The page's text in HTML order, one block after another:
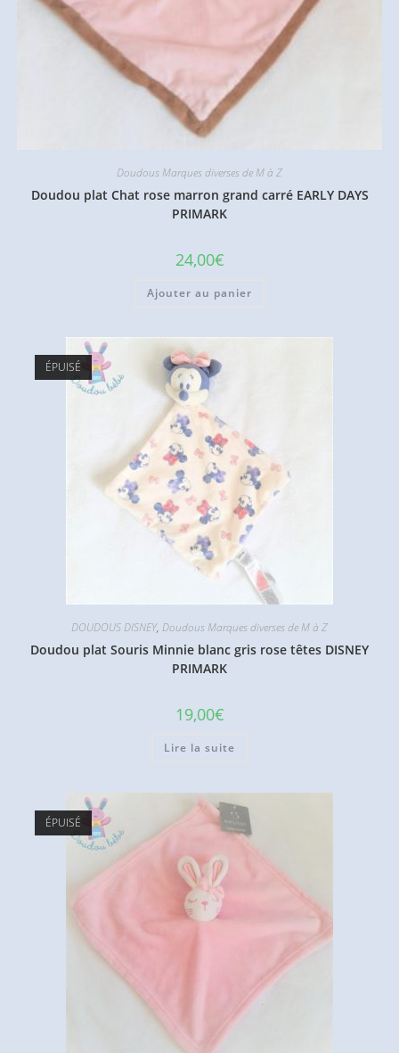
Doudous Marques diverses de M à Z
Doudou plat Chat rose marron grand carré EARLY DAYS
PRIMARK
24,00€
Ajouter au panier
ÉPUISÉ
DOUDOUS DISNEY, Doudous Marques diverses de M à Z
Doudou plat Souris Minnie blanc gris rose têtes DISNEY
PRIMARK
19,00€
Lire la suite
ÉPUISÉ